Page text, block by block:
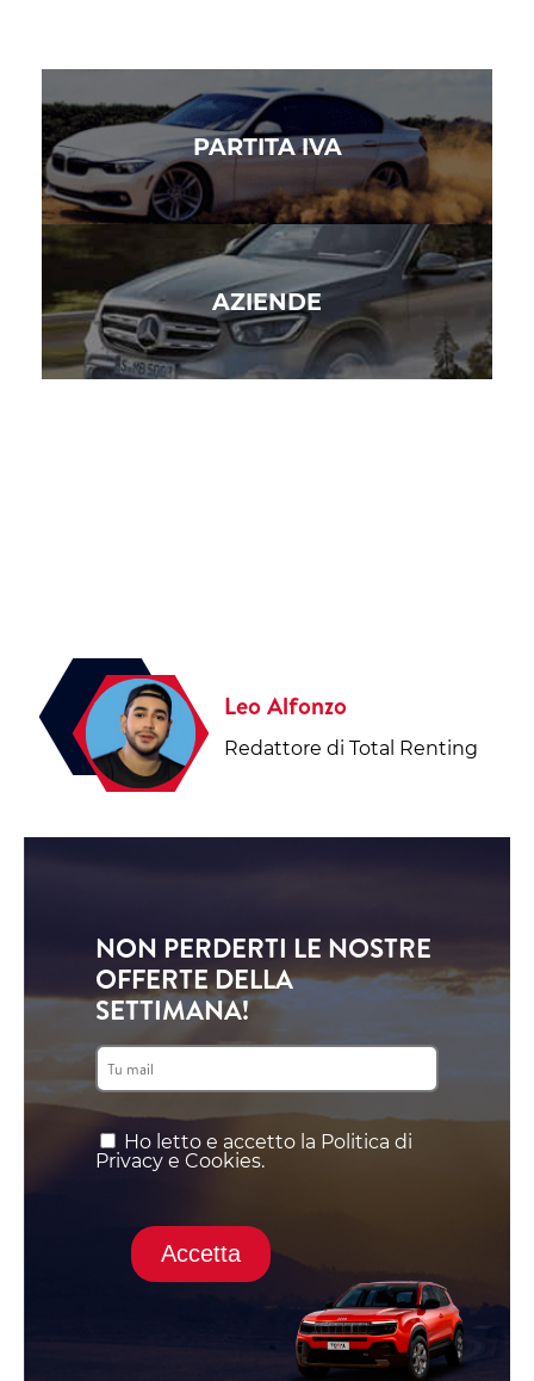
PARTITA IVA
AZIENDE
Leo Alfonzo
Redattore di Total Renting
NON PERDERTI LE NOSTRE
OFFERTE DELLA
SETTIMANA!
Ho letto e accetto la Politica di
Privacy e Cookies.
Accetta